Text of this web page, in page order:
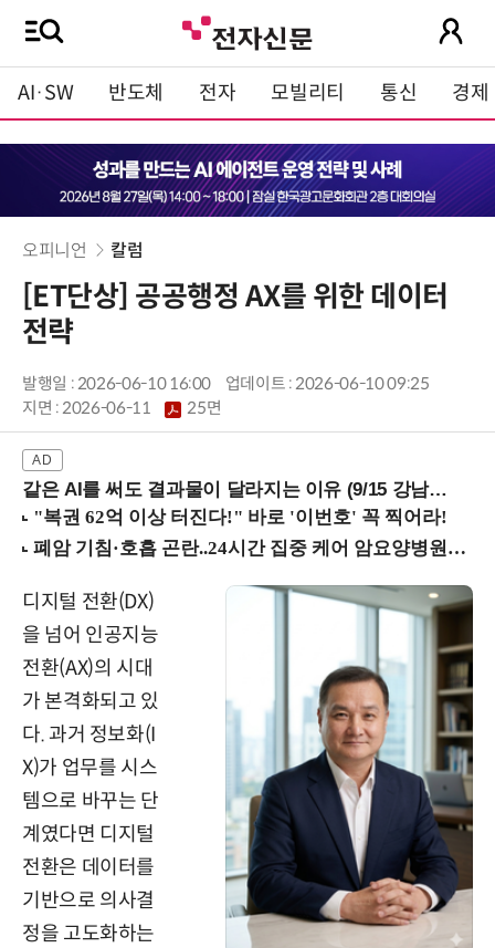
AI·SW 반도체 전자 모빌리티 통신 경제
오피니언 칼럼
[ET단상] 공공행정 AX를 위한 데이터
전략
발행일 : 2026-06-10 16:00
업데이트 : 2026-06-10 09:25
지면 :2026-06-11 25면
같은 AI를 써도 결과물이 달라지는 이유 (9/15 강남역)
디지털 전환(DX)
을 넘어 인공지능
전환(AX)의 시대
가 본격화되고 있
다. 과거 정보화(I
X)가 업무를 시스
템으로 바꾸는 단
계였다면 디지털
전환은 데이터를
기반으로 의사결
정을 고도화하는